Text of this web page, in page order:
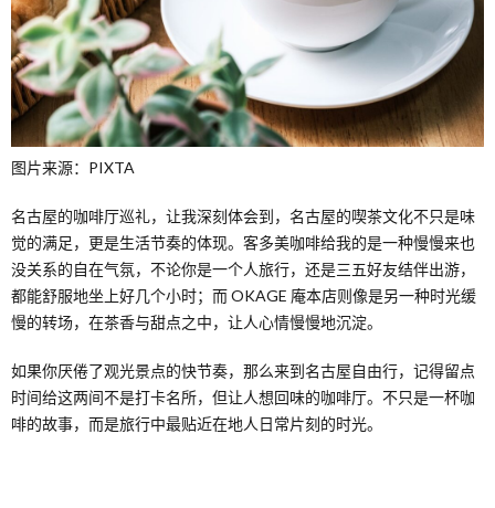
图片来源：PIXTA
名古屋的咖啡厅巡礼，让我深刻体会到，名古屋的喫茶文化不只是味
觉的满足，更是生活节奏的体现。客多美咖啡给我的是一种慢慢来也
没关系的自在气氛，不论你是一个人旅行，还是三五好友结伴出游，
都能舒服地坐上好几个小时；而 OKAGE 庵本店则像是另一种时光缓
慢的转场，在茶香与甜点之中，让人心情慢慢地沉淀。
如果你厌倦了观光景点的快节奏，那么来到名古屋自由行，记得留点
时间给这两间不是打卡名所，但让人想回味的咖啡厅。不只是一杯咖
啡的故事，而是旅行中最贴近在地人日常片刻的时光。